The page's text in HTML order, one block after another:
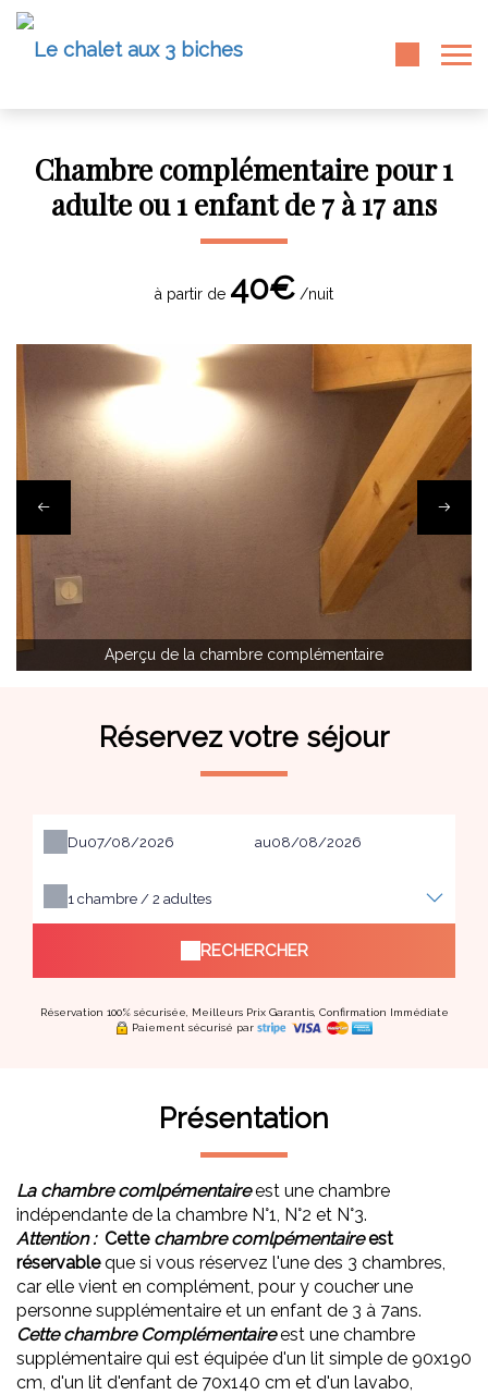
Chambre complémentaire pour 1
adulte ou 1 enfant de 7 à 17 ans
à partir de 40€ /nuit
Aperçu de la chambre complémentaire
Réservez votre séjour
Du au
1 chambre / 2 adultes
RECHERCHER
Réservation 100% sécurisée, Meilleurs Prix Garantis, Confirmation Immédiate
Paiement sécurisé par
Présentation
La chambre comlpémentaireest une chambre
indépendante de la chambre N°1, N°2 et N°3.
Attention : Cette chambre comlpémentaireest
réservableque si vous réservez l'une des 3 chambres,
car elle vient en complément, pour y coucher une
personne supplémentaire et un enfant de 3 à 7ans.
Cette chambre Complémentaireest une chambre
supplémentaire qui est équipée d'un lit simple de 90x190
cm, d'un lit d'enfant de 70x140 cm et d'un lavabo,